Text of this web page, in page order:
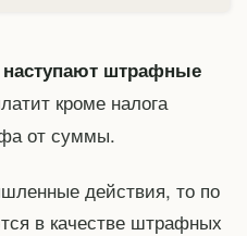
штрафные
кроме налога
от суммы.
действия, то по
в качестве штрафных